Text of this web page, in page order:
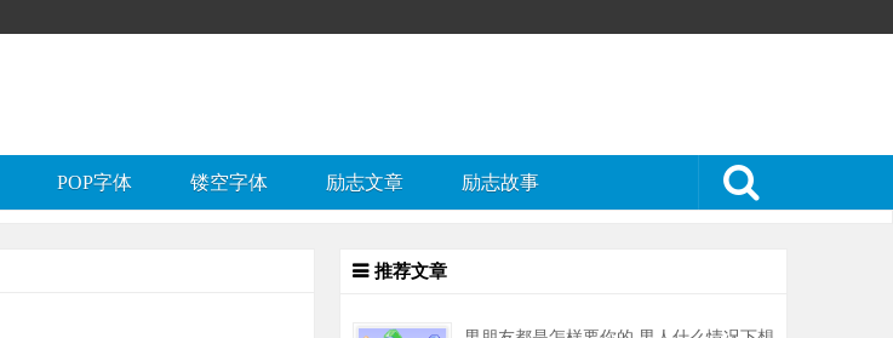
POP字体 镂空字体 励志文章 励志故事
推荐文章